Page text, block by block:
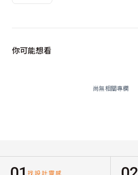
你可能想看
尚無相關專欄
找設計靈感